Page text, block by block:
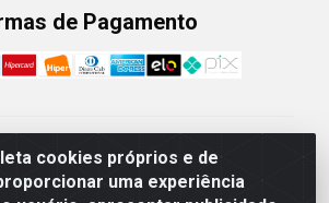
cookies próprios e de
uma experiência
de Pagamento
Ltda - Avenida Conego Luiz W
- Parque Residencial do Arroio Duro,
RS - CEP 96.789-102 - CNPJ